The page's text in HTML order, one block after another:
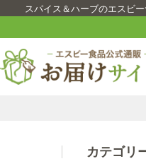
スパイス＆ハーブのエスビ
カテゴリ